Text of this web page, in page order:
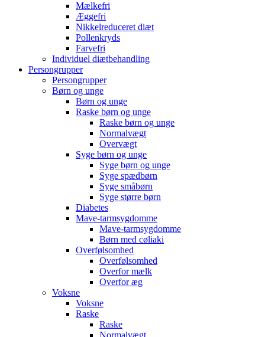
Mælkefri
Æggefri
Nikkelreduceret diæt
Pollenkryds
Farvefri
Individuel diætbehandling
Persongrupper
Persongrupper
Børn og unge
Børn og unge
Raske børn og unge
Raske børn og unge
Normalvægt
Overvægt
Syge børn og unge
Syge børn og unge
Syge spædbørn
Syge småbørn
Syge større børn
Diabetes
Mave-tarmsygdomme
Mave-tarmsygdomme
Børn med cøliaki
Overfølsomhed
Overfølsomhed
Overfor mælk
Overfor æg
Voksne
Voksne
Raske
Raske
Normalvægt